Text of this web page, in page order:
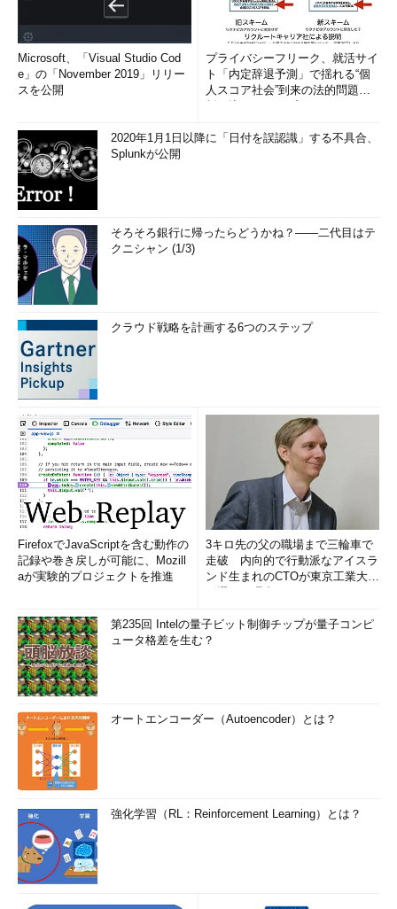
Microsoft、「Visual Studio Cod
e」の「November 2019」リリー
スを公開
プライバシーフリーク、就活サイ
ト「内定辞退予測」で揺れる“個
人スコア社会”到来の法的問題に
2020年1月1日以降に「日付を誤認識」する不具合、
Splunkが公開
そろそろ銀行に帰ったらどうかね？――二代目はテ
クニシャン (1/3)
クラウド戦略を計画する6つのステップ
FirefoxでJavaScriptを含む動作の
記録や巻き戻しが可能に、Mozill
aが実験的プロジェクトを推進
3キロ先の父の職場まで三輪車で
走破 内向的で行動派なアイスラ
ンド生まれのCTOが東京工業大学
第235回 Intelの量子ビット制御チップが量子コンピ
ュータ格差を生む？
オートエンコーダー（Autoencoder）とは？
強化学習（RL：Reinforcement Learning）とは？